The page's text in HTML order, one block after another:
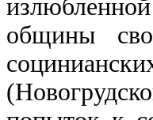
общины